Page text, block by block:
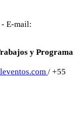
E-mail:
y Programa
/ +55